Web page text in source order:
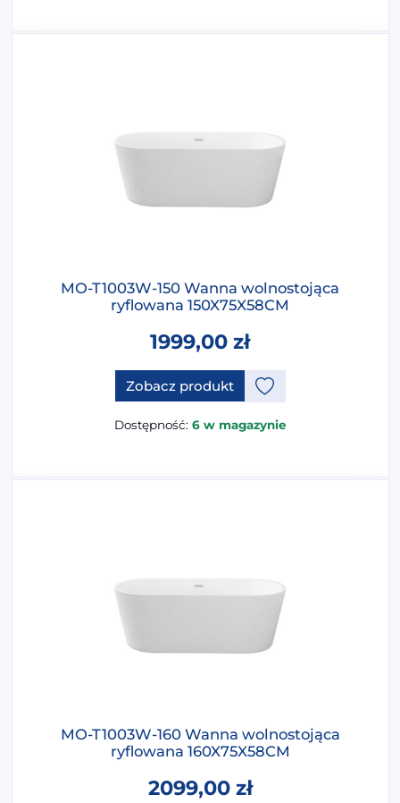
MO-T1003W-150 Wanna wolnostojąca
ryflowana 150X75X58CM
1999,00 zł
Zobacz produktTen produkt ma opcje, które
Dostępność: 6 w magazynie
MO-T1003W-160 Wanna wolnostojąca
ryflowana 160X75X58CM
2099,00 zł